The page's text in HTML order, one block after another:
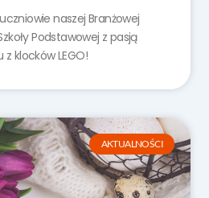
naszej Branżowej
Podstawowej z pasją
klocków LEGO!
AKTUALNOŚCI